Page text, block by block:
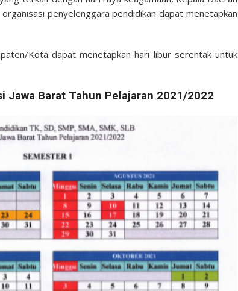
penyelenggara pendidikan dapat menetapkan
Kota dapat menetapkan hari libur serentak untuk
Jawa Barat Tahun Pelajaran 2021/2022